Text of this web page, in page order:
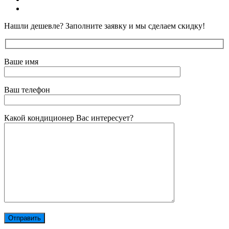
Нашли дешевле? Заполните заявку и мы сделаем скидку!
Ваше имя
Ваш телефон
Какой кондиционер Вас интересует?